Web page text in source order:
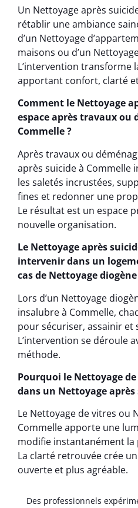
Un Nettoyage après
rétablir une ambiance
d’un Nettoyage
maisons ou d’un
L’intervention transforme
apportant confort, clarté
Comment le Nettoyage
espace après travaux ou
Commelle ?
Après travaux ou
après suicide à
les saletés incrustées,
fines et redonner une
Le résultat est un espace
nouvelle organisation.
Le Nettoyage après
intervenir dans un
cas de Nettoyage diogène
Lors d’un Nettoyage
insalubre à Commelle,
pour sécuriser, assainir et
L’intervention se déroule
méthode.
Pourquoi le Nettoyage
dans un Nettoyage après
Le Nettoyage de vitres ou
Commelle apporte une
modifie instantanément la
La clarté retrouvée crée
ouverte et plus agréable.
Des professionnels